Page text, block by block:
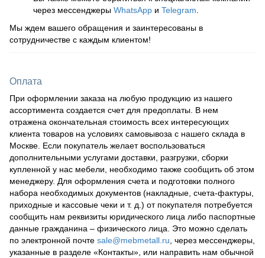
через мессенджеры WhatsApp и Telegram
Мы ждем вашего обращения и заинтересованы в
сотрудничестве с каждым клиентом!
Оплата
При оформлении заказа на любую продукцию из нашего
ассортимента создается счет для предоплаты. В нем
отражена окончательная стоимость всех интересующих
клиента товаров на условиях самовывоза с нашего склада в
Москве. Если покупатель желает воспользоваться
дополнительными услугами доставки, разгрузки, сборки
купленной у нас мебели, необходимо также сообщить об этом
менеджеру. Для оформления счета и подготовки полного
набора необходимых документов (накладные, счета-фактуры,
приходные и кассовые чеки и т. д.) от покупателя потребуется
сообщить нам реквизиты юридического лица либо паспортные
данные гражданина – физического лица. Это можно сделать
по электронной почте sale@mebmetall.ru , через мессенджеры,
указанные в разделе «Контакты», или направить нам обычной